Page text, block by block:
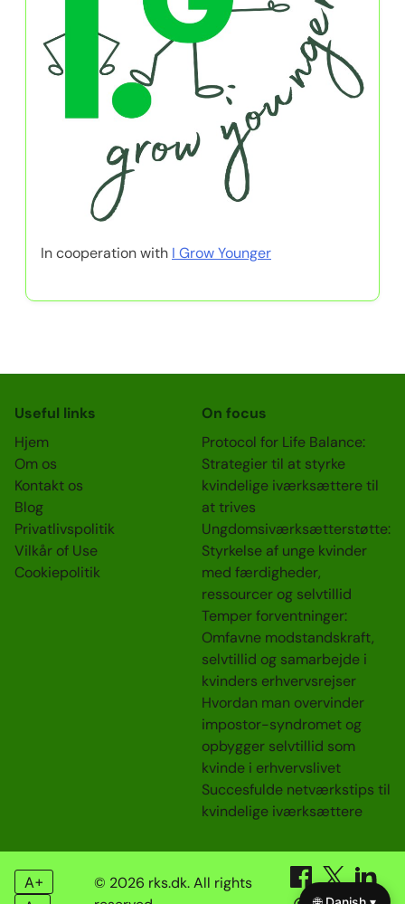
In cooperation with I Grow Younger
Useful links
Hjem
Om os
Kontakt os
Blog
Privatlivspolitik
Vilkår of Use
Cookiepolitik
On focus
Protocol for Life Balance:
Strategier til at styrke
kvindelige iværksættere til
at trives
Ungdomsiværksætterstøtte:
Styrkelse af unge kvinder
med færdigheder,
ressourcer og selvtillid
Temper forventninger:
Omfavne modstandskraft,
selvtillid og samarbejde i
kvinders erhvervsrejser
Hvordan man overvinder
impostor-syndromet og
opbygger selvtillid som
kvinde i erhvervslivet
Succesfulde netværkstips til
kvindelige iværksættere
A+
© 2026 rks.dk. All rights